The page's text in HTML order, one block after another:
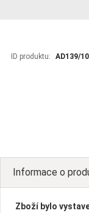
ID produktu: AD139/
Informace o
Zboží bylo